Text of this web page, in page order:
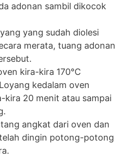
adonan sambil dikocok
yang sudah diolesi
merata, tuang adonan
kira-kira 170°C
kedalam oven
kira 20 menit atau sampai
angkat dari oven dan
dingin potong-potong